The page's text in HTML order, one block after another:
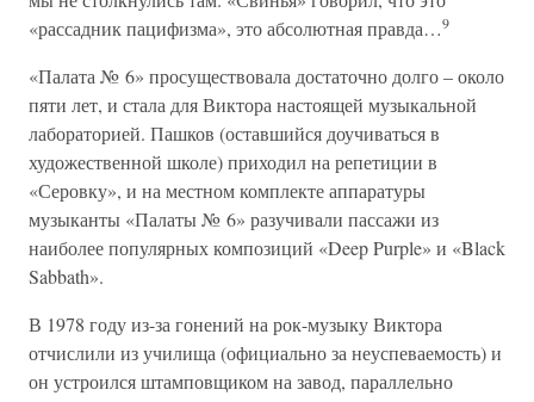
«рассадник пацифизма», это абсолютная правда…9
«Палата № 6» просуществовала достаточно долго – около
пяти лет, и стала для Виктора настоящей музыкальной
лабораторией. Пашков (оставшийся доучиваться в
художественной школе) приходил на репетиции в
«Серовку», и на местном комплекте аппаратуры
музыканты «Палаты № 6» разучивали пассажи из
наиболее популярных композиций «Deep Purple» и «Black
Sabbath».
В 1978 году из-за гонений на рок-музыку Виктора
отчислили из училища (официально за неуспеваемость) и
он устроился штамповщиком на завод, параллельно